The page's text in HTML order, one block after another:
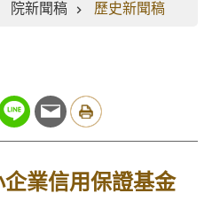
院新聞稿 歷史新聞稿
業信用保證基金